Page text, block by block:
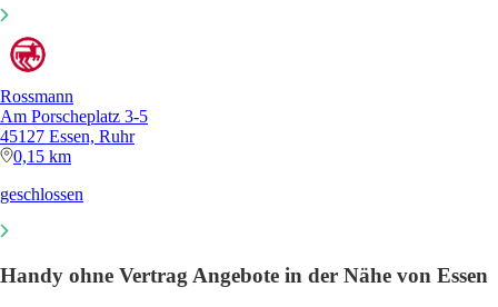
Rossmann
Am Porscheplatz 3-5
45127 Essen, Ruhr
0,15 km
geschlossen
Handy ohne Vertrag Angebote in der Nähe von Essen